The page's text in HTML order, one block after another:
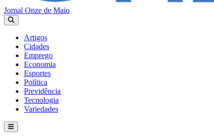
Jornal Onze de Maio
Artigos
Cidades
Emprego
Economia
Esportes
Política
Previdência
Tecnologia
Variedades